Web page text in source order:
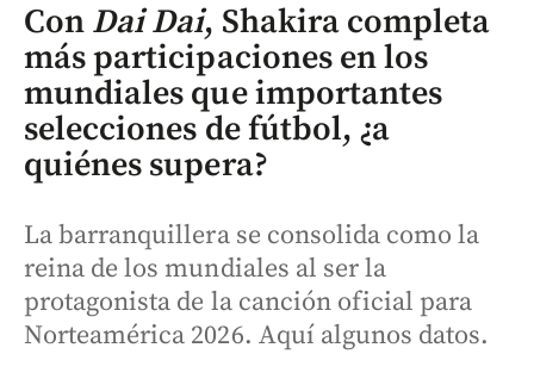
Con Dai Dai, Shakira completa
más participaciones en los
mundiales que importantes
selecciones de fútbol, ¿a
quiénes supera?
La barranquillera se consolida como la
reina de los mundiales al ser la
protagonista de la canción oficial para
Norteamérica 2026. Aquí algunos datos.